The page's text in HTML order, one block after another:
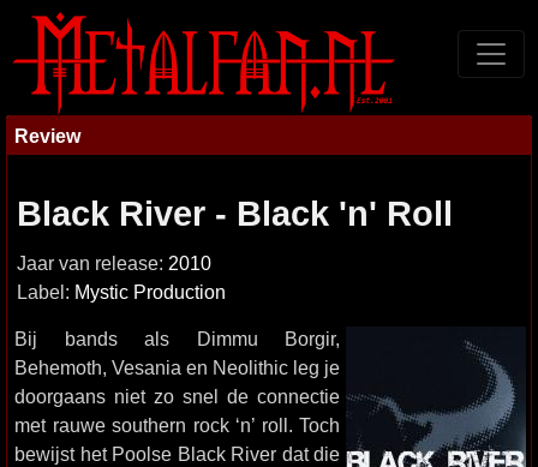
Review
Black River - Black 'n' Roll
Jaar van release: 2010
Label: Mystic Production
Bij bands als Dimmu Borgir,
Behemoth, Vesania en Neolithic leg je
doorgaans niet zo snel de connectie
met rauwe southern rock ‘n’ roll. Toch
bewijst het Poolse Black River dat die